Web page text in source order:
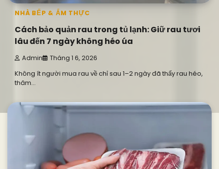
NHÀ BẾP & ẨM THỰC
Cách bảo quản rau trong tủ lạnh: Giữ rau tươi
lâu đến 7 ngày không héo úa
Admin Tháng 1 6, 2026
Không ít người mua rau về chỉ sau 1–2 ngày đã thấy rau héo,
thâm…